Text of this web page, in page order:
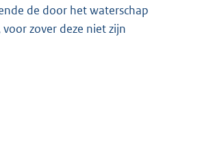
de door het waterschap
zover deze niet zijn